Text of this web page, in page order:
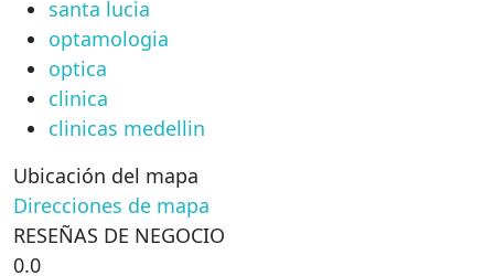
santa lucia
optamologia
optica
clinica
clinicas medellin
Ubicación del mapa
Direcciones de mapa
RESEÑAS DE NEGOCIO
0.0